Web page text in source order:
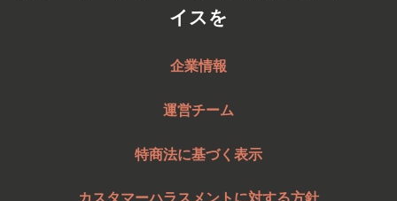
イスを
企業情報
運営チーム
特商法に基づく表示
カスタマーハラスメントに対する方針